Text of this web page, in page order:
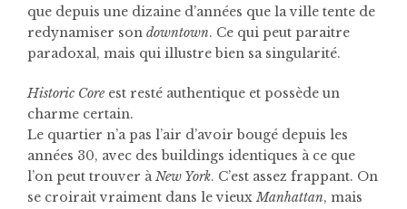
que depuis une dizaine d’années que la ville tente de
redynamiser son downtown. Ce qui peut paraitre
paradoxal, mais qui illustre bien sa singularité.
Historic Coreest resté authentique et possède un
charme certain.
Le quartier n’a pas l’air d’avoir bougé depuis les
années 30, avec des buildings identiques à ce que
l’on peut trouver àNew York. C’est assez frappant. On
se croirait vraiment dans le vieuxManhattan, mais